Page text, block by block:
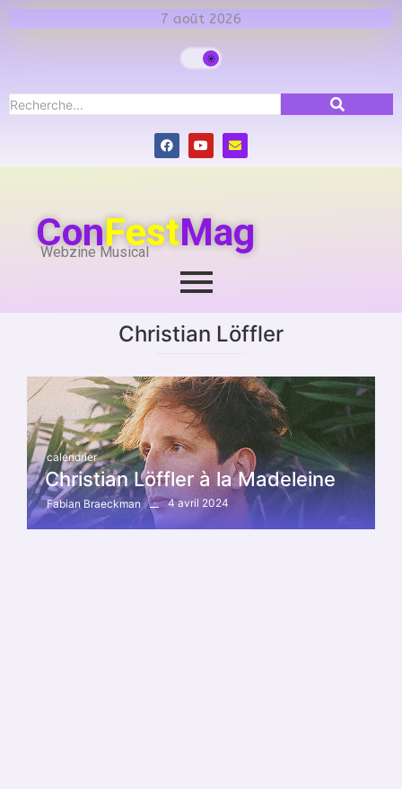
7 août 2026
ConFestMag
Webzine Musical
Christian Löffler
calendrier
Christian Löffler à la Madeleine
Fabian Braeckman 4 avril 2024